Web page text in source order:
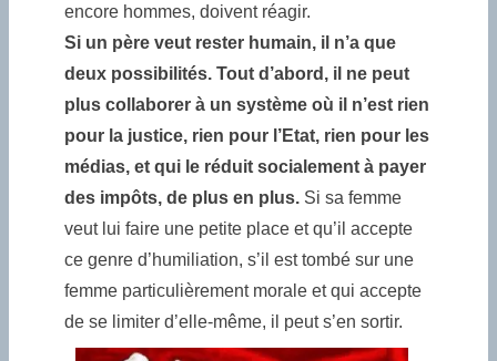
encore hommes, doivent réagir.
Si un père veut rester humain, il n’a que
deux possibilités. Tout d’abord, il ne peut
plus collaborer à un système où il n’est rien
pour la justice, rien pour l’Etat, rien pour les
médias, et qui le réduit socialement à payer
des impôts, de plus en plus. Si sa femme
veut lui faire une petite place et qu’il accepte
ce genre d’humiliation, s’il est tombé sur une
femme particulièrement morale et qui accepte
de se limiter d’elle-même, il peut s’en sortir.